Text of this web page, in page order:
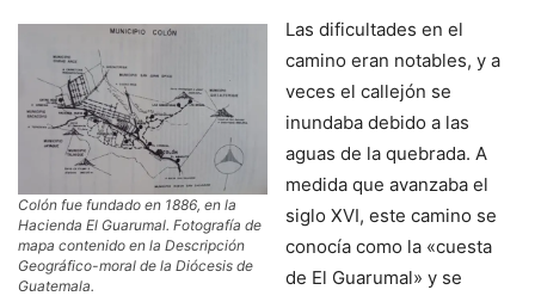
Colón fue fundado en 1886, en la
Hacienda El Guarumal. Fotografía de
mapa contenido en la Descripción
Geográfico-moral de la Diócesis de
Guatemala.
Las dificultades en el
camino eran notables, y a
veces el callejón se
inundaba debido a las
aguas de la quebrada. A
medida que avanzaba el
siglo XVI, este camino se
conocía como la «cuesta
de El Guarumal» y se